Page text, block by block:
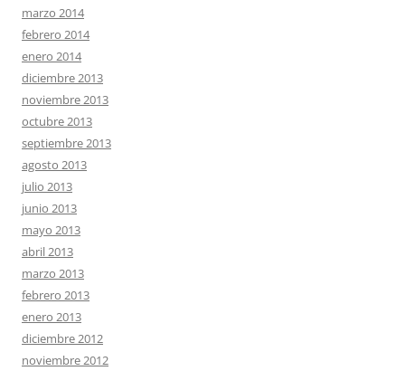
marzo 2014
febrero 2014
enero 2014
diciembre 2013
noviembre 2013
octubre 2013
septiembre 2013
agosto 2013
julio 2013
junio 2013
mayo 2013
abril 2013
marzo 2013
febrero 2013
enero 2013
diciembre 2012
noviembre 2012